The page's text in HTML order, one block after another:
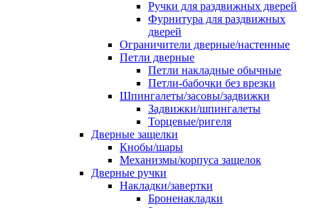
Ручки для раздвижных дверей
Фурнитура для раздвижных
дверей
Ограничители дверные/настенные
Петли дверные
Петли накладные обычные
Петли-бабочки без врезки
Шпингалеты/засовы/задвижки
Задвижки/шпингалеты
Торцевые/ригеля
Дверные защелки
Кнобы/шары
Механизмы/корпуса защелок
Дверные ручки
Накладки/завертки
Броненакладки